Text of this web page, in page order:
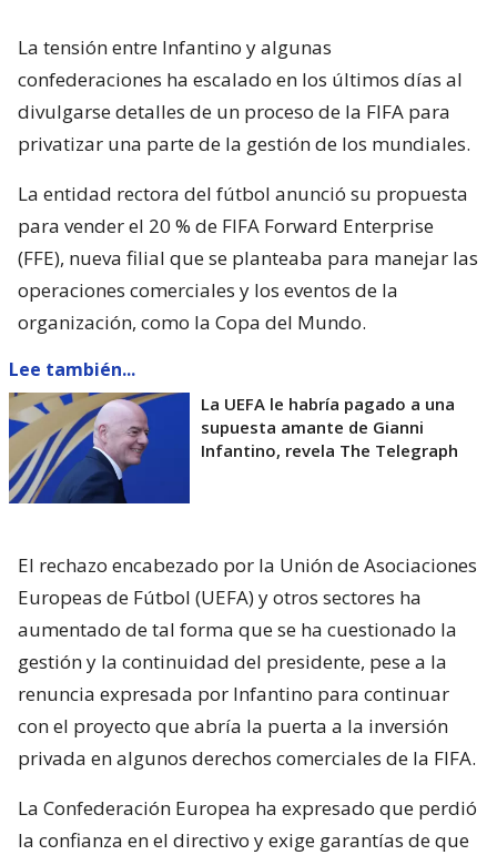
La tensión entre Infantino y algunas
confederaciones ha escalado en los últimos días al
divulgarse detalles de un proceso de la FIFA para
privatizar una parte de la gestión de los mundiales.
La entidad rectora del fútbol anunció su propuesta
para vender el 20 % de FIFA Forward Enterprise
(FFE), nueva filial que se planteaba para manejar las
operaciones comerciales y los eventos de la
organización, como la Copa del Mundo.
Lee también...
La UEFA le habría pagado a una
supuesta amante de Gianni
Infantino, revela The Telegraph
El rechazo encabezado por la Unión de Asociaciones
Europeas de Fútbol (UEFA) y otros sectores ha
aumentado de tal forma que se ha cuestionado la
gestión y la continuidad del presidente, pese a la
renuncia expresada por Infantino para continuar
con el proyecto que abría la puerta a la inversión
privada en algunos derechos comerciales de la FIFA.
La Confederación Europea ha expresado que perdió
la confianza en el directivo y exige garantías de que